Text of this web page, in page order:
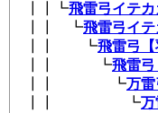
┃┃┗飛雷弓イテカ
┃┃ ┗飛雷弓イテ
┃┃ ┗飛雷弓【
┃┃ ┗飛雷
┃┃ ┗万雷
┃┃ ┗万